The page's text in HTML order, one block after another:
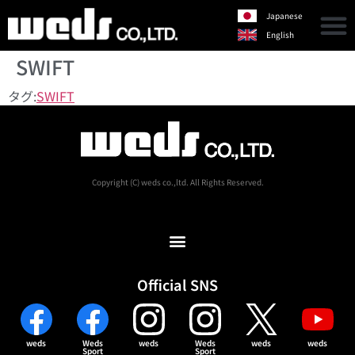
Japanese
English
SWIFT
タグ:SWIFT
Copyright (C) weds co.,ltd. All Rights Reserved.
Official SNS
weds Weds
Sport
weds Weds
Sport
weds weds